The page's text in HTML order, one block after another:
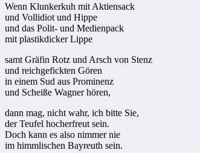
Wenn Klunkerkuh mit Aktiensack
und Vollidiot und Hippe
und das Polit- und Medienpack
mit plastikdicker Lippe
samt Gräfin Rotz und Arsch von Stenz
und reichgefickten Gören
in einem Sud aus Prominenz
und Scheiße Wagner hören,
dann mag, nicht wahr, ich bitte Sie,
der Teufel hocherfreut sein.
Doch kann es also nimmer nie
im himmlischen Bayreuth sein.